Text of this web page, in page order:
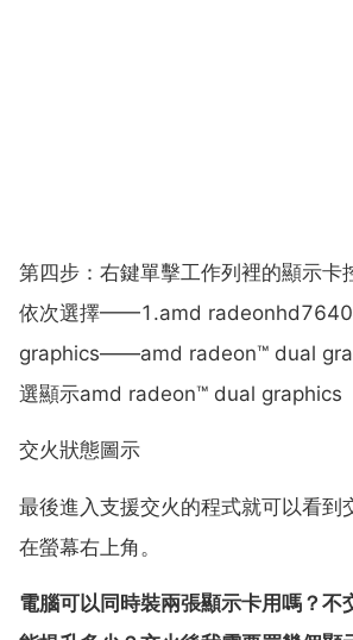
第四步：右鍵單擊工作列裡的顯示
依次選擇——1.amd
graphics——amd radeon™ dual
選顯示amd radeon™ dual graphics
交火狀態圖示
最後進入支援交火的程式就可以看到
在螢幕右上角。
電腦可以同時裝兩張顯示卡用嗎？不